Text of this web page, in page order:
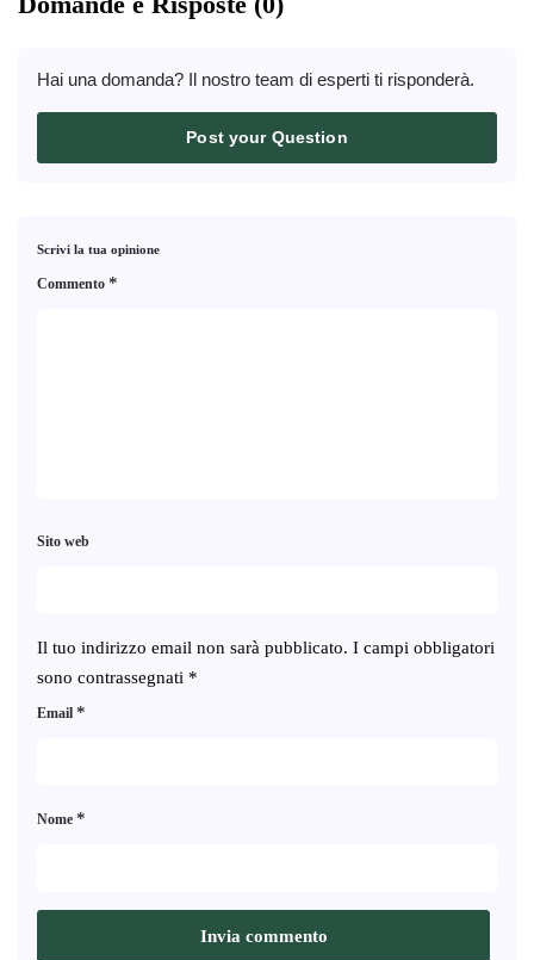
Hai una domanda? Il nostro team di esperti ti risponderà.
Post your Question
Scrivi la tua opinione
Il tuo indirizzo email non sarà pubblicato. I campi obbligatori
sono contrassegnati *
Commento *
Nome *
Email *
Sito web